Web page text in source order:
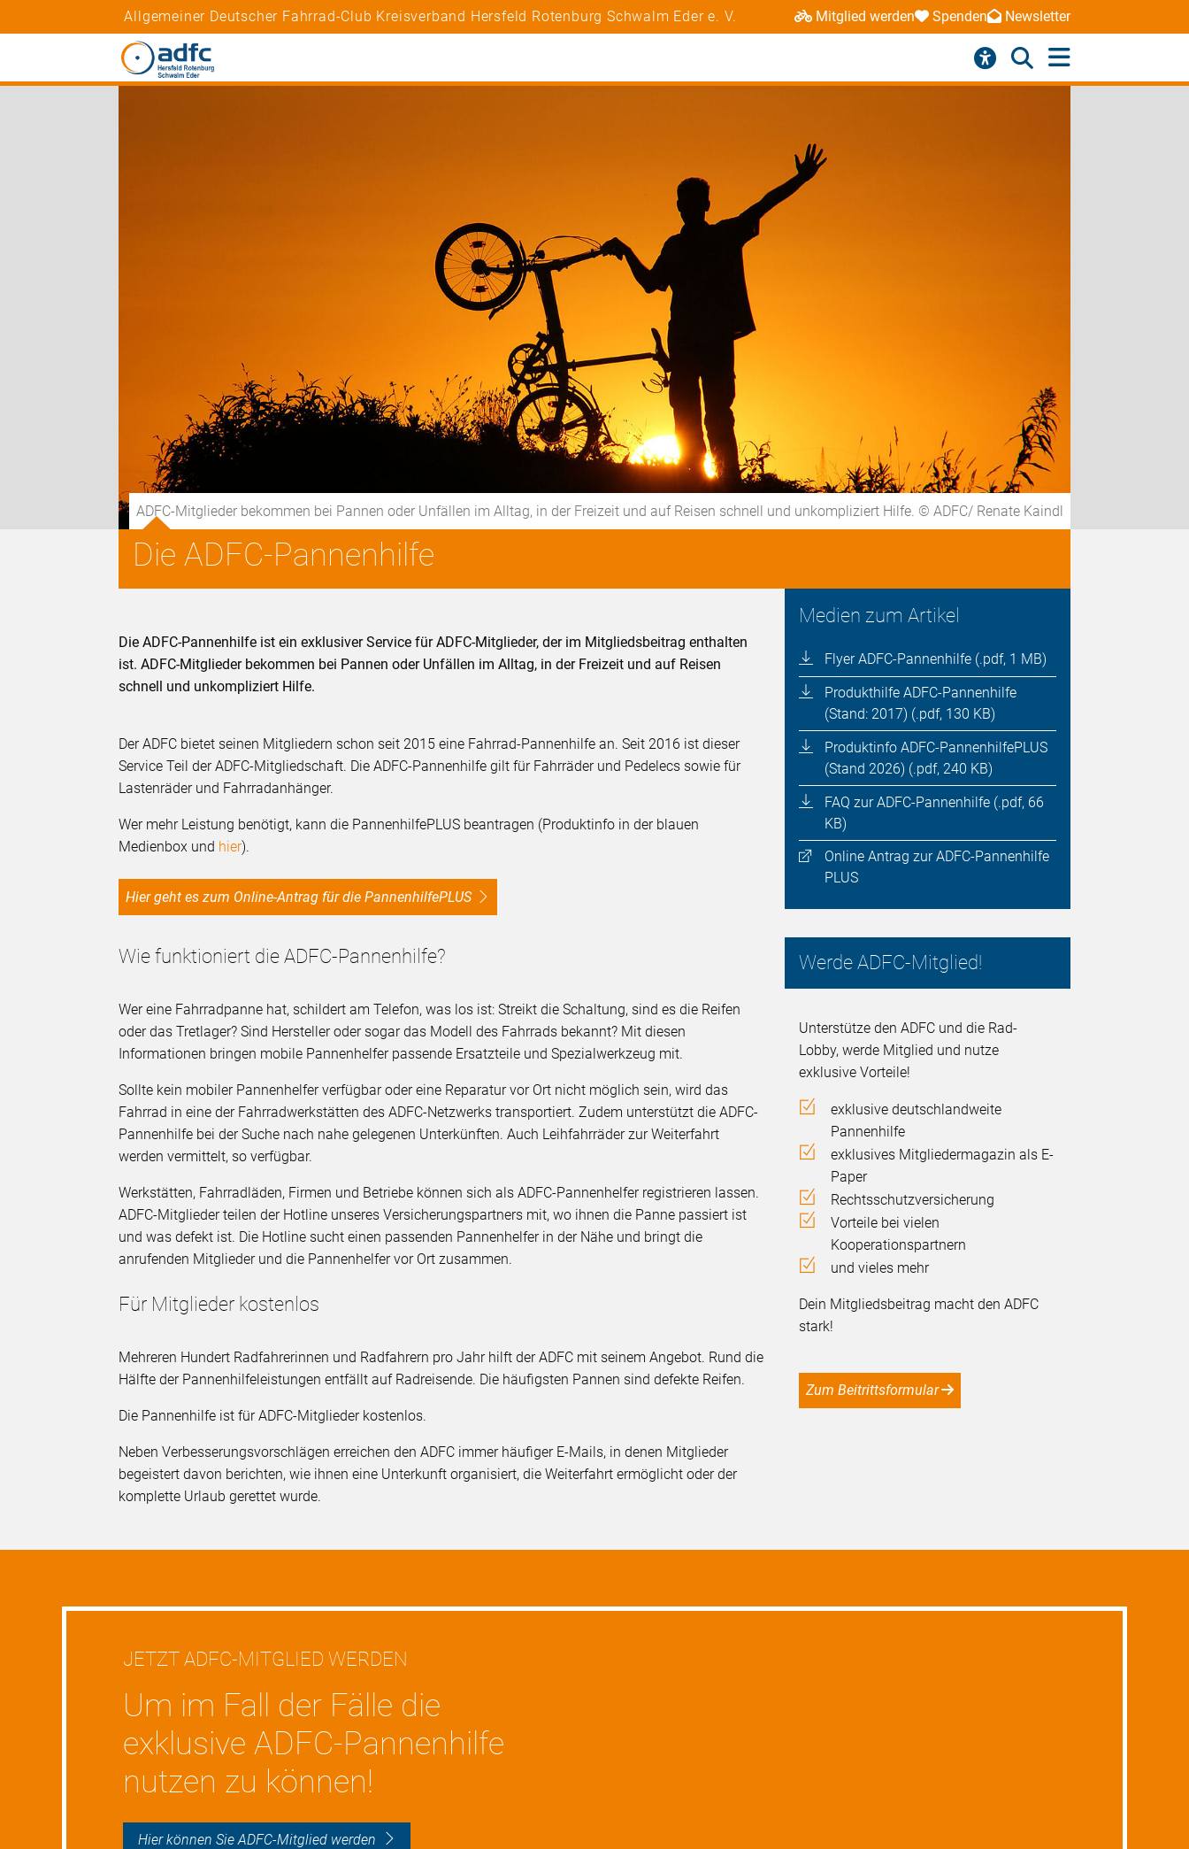
Allgemeiner Deutscher Fahrrad-Club Kreisverband Hersfeld Rotenburg Schwalm Eder e. V. Mitglied werden Spenden Newsletter
ADFC-Mitglieder bekommen bei Pannen oder Unfällen im Alltag, in der Freizeit und auf Reisen schnell und unkompliziert Hilfe. © ADFC/ Renate Kaindl
Die ADFC-Pannenhilfe
Medien zum Artikel
Flyer ADFC-Pannenhilfe (.pdf, 1 MB)
Produkthilfe ADFC-Pannenhilfe
(Stand: 2017) (.pdf, 130 KB)
Produktinfo ADFC-PannenhilfePLUS
(Stand 2026) (.pdf, 240 KB)
FAQ zur ADFC-Pannenhilfe (.pdf, 66
KB)
Online Antrag zur ADFC-Pannenhilfe
PLUS
Werde ADFC-Mitglied!
Unterstütze den ADFC und die Rad-
Lobby, werde Mitglied und nutze
exklusive Vorteile!
exklusive deutschlandweite
Pannenhilfe
exklusives Mitgliedermagazin als E-
Paper
Rechtsschutzversicherung
Vorteile bei vielen
Kooperationspartnern
und vieles mehr
Dein Mitgliedsbeitrag macht den ADFC
stark!
Zum Beitrittsformular
Die ADFC-Pannenhilfe ist ein exklusiver Service für ADFC-Mitglieder, der im Mitgliedsbeitrag enthalten
ist. ADFC-Mitglieder bekommen bei Pannen oder Unfällen im Alltag, in der Freizeit und auf Reisen
schnell und unkompliziert Hilfe.
Der ADFC bietet seinen Mitgliedern schon seit 2015 eine Fahrrad-Pannenhilfe an. Seit 2016 ist dieser
Service Teil der ADFC-Mitgliedschaft. Die ADFC-Pannenhilfe gilt für Fahrräder und Pedelecs sowie für
Lastenräder und Fahrradanhänger.
Wer mehr Leistung benötigt, kann die PannenhilfePLUS beantragen (Produktinfo in der blauen
Medienbox und hier).
Hier geht es zum Online-Antrag für die PannenhilfePLUS
Wie funktioniert die ADFC-Pannenhilfe?
Wer eine Fahrradpanne hat, schildert am Telefon, was los ist: Streikt die Schaltung, sind es die Reifen
oder das Tretlager? Sind Hersteller oder sogar das Modell des Fahrrads bekannt? Mit diesen
Informationen bringen mobile Pannenhelfer passende Ersatzteile und Spezialwerkzeug mit.
Sollte kein mobiler Pannenhelfer verfügbar oder eine Reparatur vor Ort nicht möglich sein, wird das
Fahrrad in eine der Fahrradwerkstätten des ADFC-Netzwerks transportiert. Zudem unterstützt die ADFC-
Pannenhilfe bei der Suche nach nahe gelegenen Unterkünften. Auch Leihfahrräder zur Weiterfahrt
werden vermittelt, so verfügbar.
Werkstätten, Fahrradläden, Firmen und Betriebe können sich als ADFC-Pannenhelfer registrieren lassen.
ADFC-Mitglieder teilen der Hotline unseres Versicherungspartners mit, wo ihnen die Panne passiert ist
und was defekt ist. Die Hotline sucht einen passenden Pannenhelfer in der Nähe und bringt die
anrufenden Mitglieder und die Pannenhelfer vor Ort zusammen.
Für Mitglieder kostenlos
Mehreren Hundert Radfahrerinnen und Radfahrern pro Jahr hilft der ADFC mit seinem Angebot. Rund die
Hälfte der Pannenhilfeleistungen entfällt auf Radreisende. Die häufigsten Pannen sind defekte Reifen.
Die Pannenhilfe ist für ADFC-Mitglieder kostenlos.
Neben Verbesserungsvorschlägen erreichen den ADFC immer häufiger E-Mails, in denen Mitglieder
begeistert davon berichten, wie ihnen eine Unterkunft organisiert, die Weiterfahrt ermöglicht oder der
komplette Urlaub gerettet wurde.
JETZT ADFC-MITGLIED WERDEN
Um im Fall der Fälle die
exklusive ADFC-Pannenhilfe
nutzen zu können!
Hier können Sie ADFC-Mitglied werden